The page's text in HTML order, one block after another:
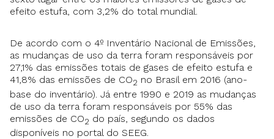
efeito estufa, com 3,2% do total mundial.
De acordo com o 4º Inventário Nacional de Emissões,
as mudanças de uso da terra foram responsáveis por
27,1% das emissões totais de gases de efeito estufa e
41,8% das emissões de CO2 no Brasil em 2016 (ano-
base do inventário). Já entre 1990 e 2019 as mudanças
de uso da terra foram responsáveis por 55% das
emissões de CO2 do país, segundo os dados
disponíveis no portal do SEEG.